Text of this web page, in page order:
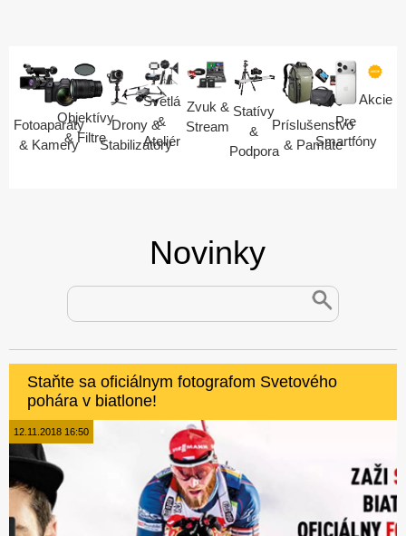
Fotoaparáty
& Kamery
Objektívy
& Filtre
Drony &
Stabilizátory
Svetlá
&
Ateliér
Zvuk &
Stream
Statívy
&
Podpora
Príslušenstvo
& Pamäte
Pre
Smartfóny
Akcie
Novinky
Staňte sa oficiálnym fotografom Svetového
pohára v biatlone!
12.11.2018 16:50